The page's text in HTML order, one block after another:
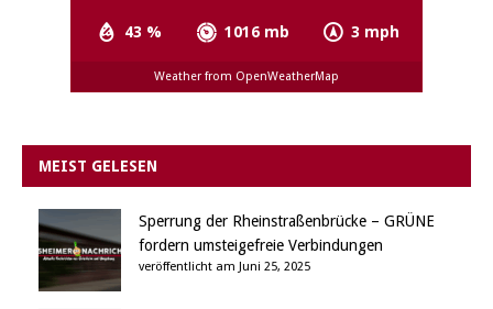
43 % 1016 mb 3 mph
Weather from OpenWeatherMap
MEIST GELESEN
Sperrung der Rheinstraßenbrücke – GRÜNE
fordern umsteigefreie Verbindungen
veröffentlicht am Juni 25, 2025